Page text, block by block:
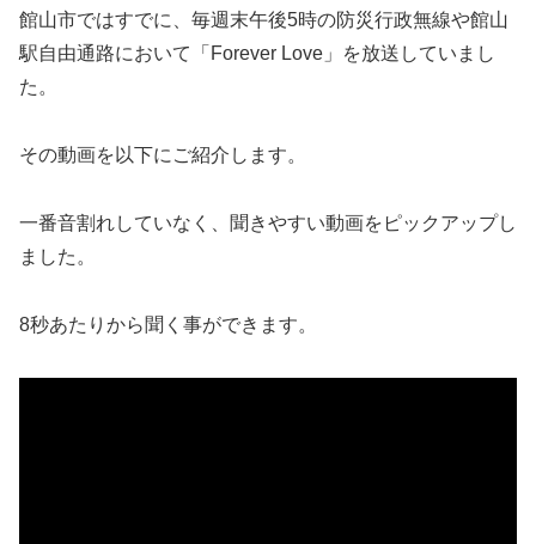
館山市ではすでに、毎週末午後5時の防災行政無線や館山
駅自由通路において「Forever Love」を放送していまし
た。
その動画を以下にご紹介します。
一番音割れしていなく、聞きやすい動画をピックアップし
ました。
8秒あたりから聞く事ができます。